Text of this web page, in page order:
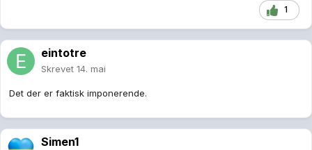
1
eintotre
Skrevet 14. mai
Det der er faktisk imponerende.
Simen1